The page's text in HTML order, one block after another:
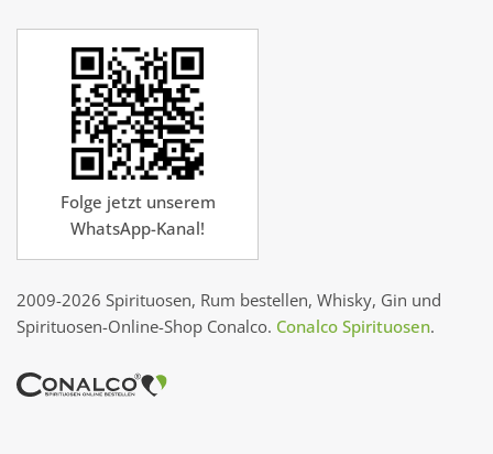
Folge jetzt unserem
WhatsApp-Kanal!
2009-2026 Spirituosen, Rum bestellen, Whisky, Gin und
Spirituosen-Online-Shop Conalco. Conalco Spirituosen.